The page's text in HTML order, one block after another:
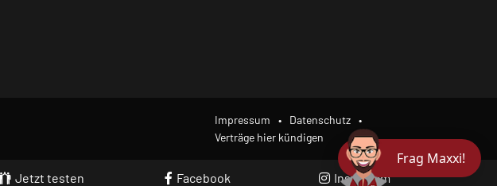
Jetzt testen Facebook Instagram
Impressum
Datenschutz
Verträge hier kündigen
Frag Maxxi!